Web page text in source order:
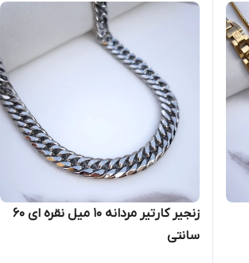
زنجیر کارتیر مردانه ۱۰ میل نقره ای 60
سانتی